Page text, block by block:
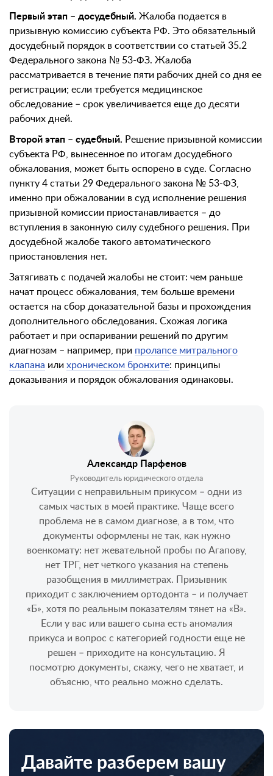
Первый этап – досудебный. Жалоба подается в
призывную комиссию субъекта РФ. Это обязательный
досудебный порядок в соответствии со статьей 35.2
Федерального закона № 53-ФЗ. Жалоба
рассматривается в течение пяти рабочих дней со дня ее
регистрации; если требуется медицинское
обследование – срок увеличивается еще до десяти
рабочих дней.
Второй этап – судебный. Решение призывной комиссии
субъекта РФ, вынесенное по итогам досудебного
обжалования, может быть оспорено в суде. Согласно
пункту 4 статьи 29 Федерального закона № 53-ФЗ,
именно при обжаловании в суд исполнение решения
призывной комиссии приостанавливается – до
вступления в законную силу судебного решения. При
досудебной жалобе такого автоматического
приостановления нет.
Затягивать с подачей жалобы не стоит: чем раньше
начат процесс обжалования, тем больше времени
остается на сбор доказательной базы и прохождения
дополнительного обследования. Схожая логика
работает и при оспаривании решений по другим
диагнозам – например, при пролапсе митрального
клапана или хроническом бронхите: принципы
доказывания и порядок обжалования одинаковы.
Александр Парфенов
Руководитель юридического отдела
Ситуации с неправильным прикусом – одни из
самых частых в моей практике. Чаще всего
проблема не в самом диагнозе, а в том, что
документы оформлены не так, как нужно
военкомату: нет жевательной пробы по Агапову,
нет ТРГ, нет четкого указания на степень
разобщения в миллиметрах. Призывник
приходит с заключением ортодонта – и получает
«Б», хотя по реальным показателям тянет на «В».
Если у вас или вашего сына есть аномалия
прикуса и вопрос с категорией годности еще не
решен – приходите на консультацию. Я
посмотрю документы, скажу, чего не хватает, и
объясню, что реально можно сделать.
Давайте разберем вашу